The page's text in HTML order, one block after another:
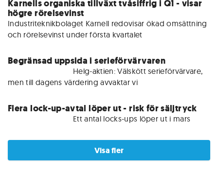
Karnells organiska tillväxt tvåsiffrig i Q1 - visar
högre rörelsevinst
Industriteknikbolaget Karnell redovisar ökad omsättning
och rörelsevinst under första kvartalet
Begränsad uppsida i serieförvärvaren
Helg-aktien: Välskött serieförvärvare,
men till dagens värdering avvaktar vi
Flera lock-up-avtal löper ut - risk för säljtryck
Ett antal locks-ups löper ut i mars
Visa fler